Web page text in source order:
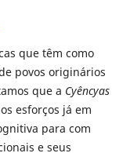
que têm como
povos originários
que a Cyêncyas
esforços já em
para com
e seus